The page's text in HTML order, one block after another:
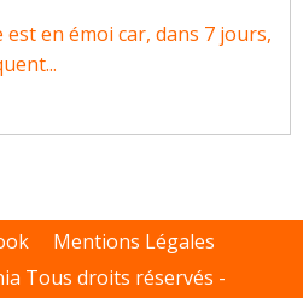
en émoi car, dans 7 jours,
Mentions Légales
Tous droits réservés -